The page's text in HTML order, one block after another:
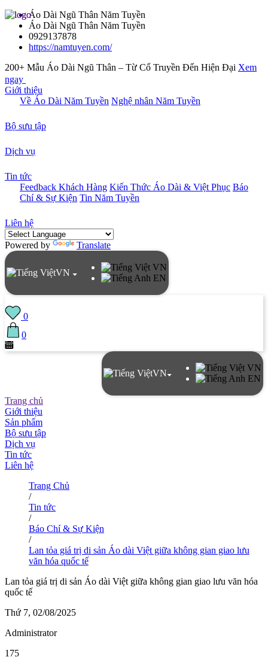
Áo Dài Ngũ Thân Năm Tuyền
Áo Dài Ngũ Thân Năm Tuyền
0929137878
https://namtuyen.com/
200+ Mẫu Áo Dài Ngũ Thân – Từ Cổ Truyền Đến Hiện Đại Xem
ngay
Giới thiệu
Về Áo Dài Năm Tuyền Nghệ nhân Năm Tuyền
Bộ sưu tập
Dịch vụ
Tin tức
Feedback Khách Hàng Kiến Thức Áo Dài & Việt Phục Báo
Chí & Sự Kiện Tin Năm Tuyền
Liên hệ
Powered by Translate
VN
VN
EN
0
0
VN
VN
EN
Trang chủ
Giới thiệu
Sản phẩm
Bộ sưu tập
Dịch vụ
Tin tức
Liên hệ
Trang Chủ
/
Tin tức
/
Báo Chí & Sự Kiện
/
Lan tỏa giá trị di sản Áo dài Việt giữa không gian giao lưu
văn hóa quốc tế
Lan tỏa giá trị di sản Áo dài Việt giữa không gian giao lưu văn hóa
quốc tế
Thứ 7, 02/08/2025
Administrator
175